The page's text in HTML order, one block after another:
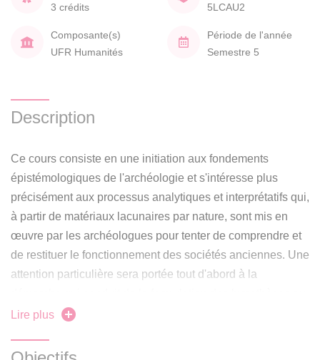
3 crédits
5LCAU2
Composante(s)
UFR Humanités
Période de l'année
Semestre 5
Description
Ce cours consiste en une initiation aux fondements
épistémologiques de l'archéologie et s'intéresse plus
précisément aux processus analytiques et interprétatifs qui,
à partir de matériaux lacunaires par nature, sont mis en
œuvre par les archéologues pour tenter de comprendre et
de restituer le fonctionnement des sociétés anciennes. Une
attention particulière sera portée tout d'abord à la
terrain, puis au rôle des modèles issus d'autres champs
(histoire, ethnologie, anthropologie...), dans la construction
Lire plus